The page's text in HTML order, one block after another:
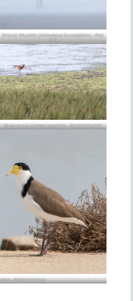
Echasse d’Australie (Himantopus leucocephalus– Pied
Stilt)
Barge rousse (Limosa lapponica– Bar-tailed Godwit)
– Masked Lapwing)